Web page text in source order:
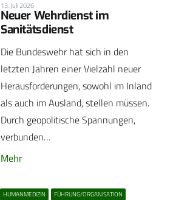
13. Juli 2026
Neuer Wehrdienst im
Sanitätsdienst
Die Bundeswehr hat sich in den
letzten Jahren einer Vielzahl neuer
Herausforderungen, sowohl im Inland
als auch im Ausland, stellen müssen.
Durch geopolitische Spannungen,
verbunden…
Mehr
HUMANMEDIZIN FÜHRUNG/ORGANISATION